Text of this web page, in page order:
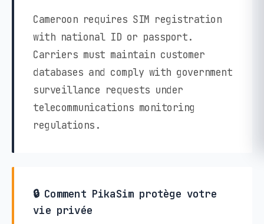
Cameroon requires SIM registration
with national ID or passport.
Carriers must maintain customer
databases and comply with government
surveillance requests under
telecommunications monitoring
regulations.
🔒 Comment PikaSim protège votre
vie privée